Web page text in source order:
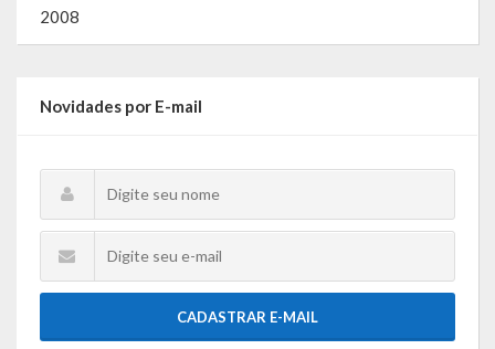
2008
Novidades por E-mail
CADASTRAR E-MAIL